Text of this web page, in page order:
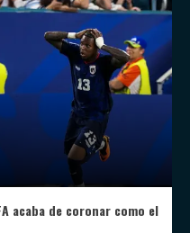
acaba de coronar como el